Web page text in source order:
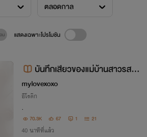
ตลอดกาล
แสดงเฉพาะโปรโมชัน
บันทึกเสียวของแม่บ้านสาวรสรัก
รอยสวาท Nc
mylovexoxo
อีโรติก
.
70.3K 67 1 21
40 นาทีที่แล้ว